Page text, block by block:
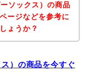
ソックス）の商品
ージなどを参考に
ょうか？
）の商品を今すぐ